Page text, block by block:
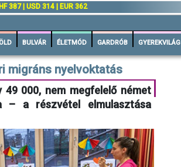
387 | USD 314 | EUR 362
BULVÁR ÉLETMÓD GARDRÓB GYEREKVILÁG
migráns nyelvoktatás
000, nem megfelelő német
– a részvétel elmulasztása